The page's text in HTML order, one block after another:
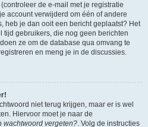
de e-mail met je registratie
account verwijderd om één of andere
heb je dan ooit een bericht geplaatst? Het
tijd gebruikers, die nog geen berichten
ze om de database qua omvang te
en meng je in de discussies.
niet terug krijgen, maar er is wel
Hiervoor moet je naar de
wachtwoord vergeten?. Volg de instructies